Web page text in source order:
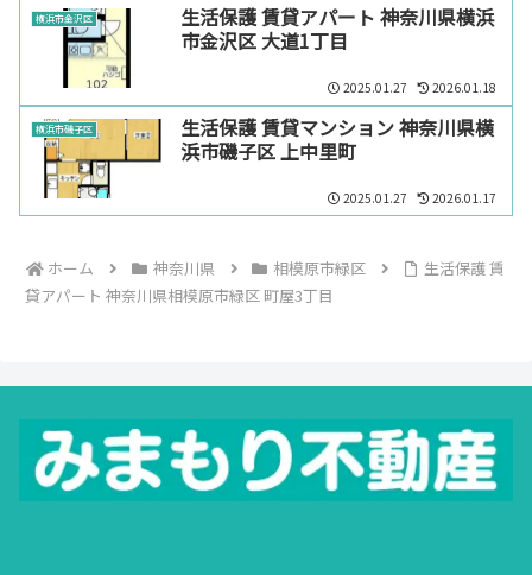
横浜市金沢区
生活保護 賃貸アパート 神奈川県横浜
市金沢区 大道1丁目
2025.01.27 2026.01.18
横浜市磯子区
生活保護 賃貸マンション 神奈川県横
浜市磯子区 上中里町
2025.01.27 2026.01.17
ホーム 神奈川県 相模原市緑区
生活保護 賃
貸アパート 神奈川県相模原市緑区 町屋3丁目